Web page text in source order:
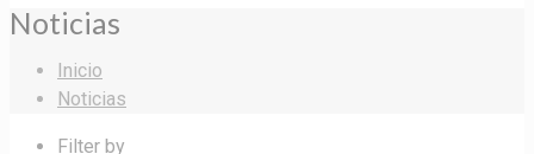
Noticias
Inicio
Noticias
Filter by